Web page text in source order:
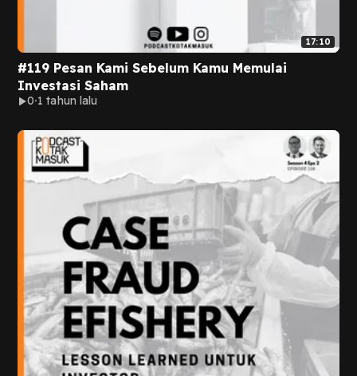
17:10
#119 Pesan Kami Sebelum Kamu Memulai
Investasi Saham
0 1 tahun lalu